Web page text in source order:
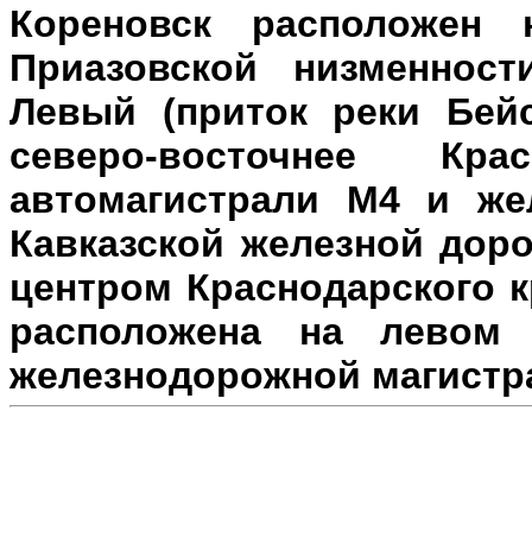
Кореновск
Приазовской
Левый (приток реки
северо-восточнее
автомагистрали М4 и
Кавказской железной
центром Краснодарского
расположена на левом
железнодорожной